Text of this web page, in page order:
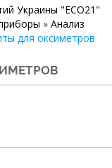
Украины "ECO21"
» Анализ
для оксиметров